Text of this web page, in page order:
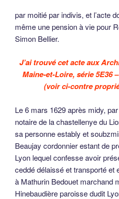
par moitié par indivis, et l’acte
même une pension à vie pour
Simon Bellier.
J’ai trouvé cet acte aux
Maine-et-Loire, série 5E36
(voir ci-contre
Le 6 mars 1629 après midy,
notaire de la chastellenye du
sa personne estably et
Beaujay cordonnier estant de
Lyon lequel confesse avoir
ceddé délaissé et transporté et
à Mathurin Bedouet marchand
Hinebaudière paroisse dudit